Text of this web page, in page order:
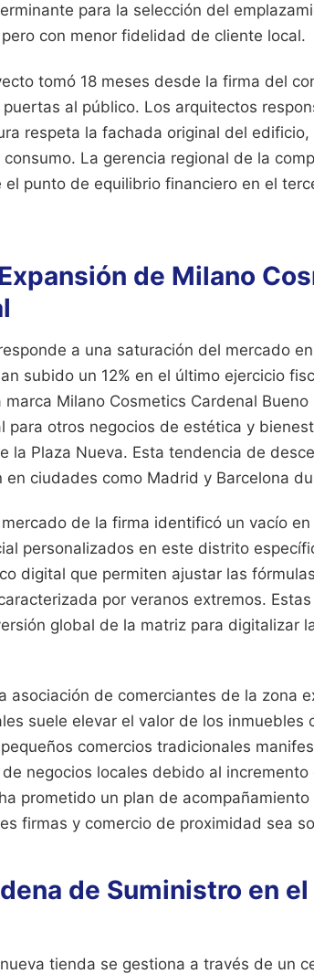
para la selección del
con menor fidelidad de cliente local.
tomó 18 meses desde la firma del
al público. Los arquitectos
respeta la fachada original del
La gerencia regional de la
punto de equilibrio financiero en el
de Milano
a una saturación del mercado
subido un 12% en el último ejercicio
marca Milano Cosmetics Cardenal
para otros negocios de estética y
la Plaza Nueva. Esta tendencia de
ciudades como Madrid y Barcelona
de la firma identificó un vacío
personalizados en este distrito
digital que permiten ajustar las
por veranos extremos.
global de la matriz para digitalizar
asociación de comerciantes de la zona
suele elevar el valor de los inmuebles
comercios tradicionales
negocios locales debido al
prometido un plan de
firmas y comercio de proximidad sea
de Suministro en
tienda se gestiona a través de un